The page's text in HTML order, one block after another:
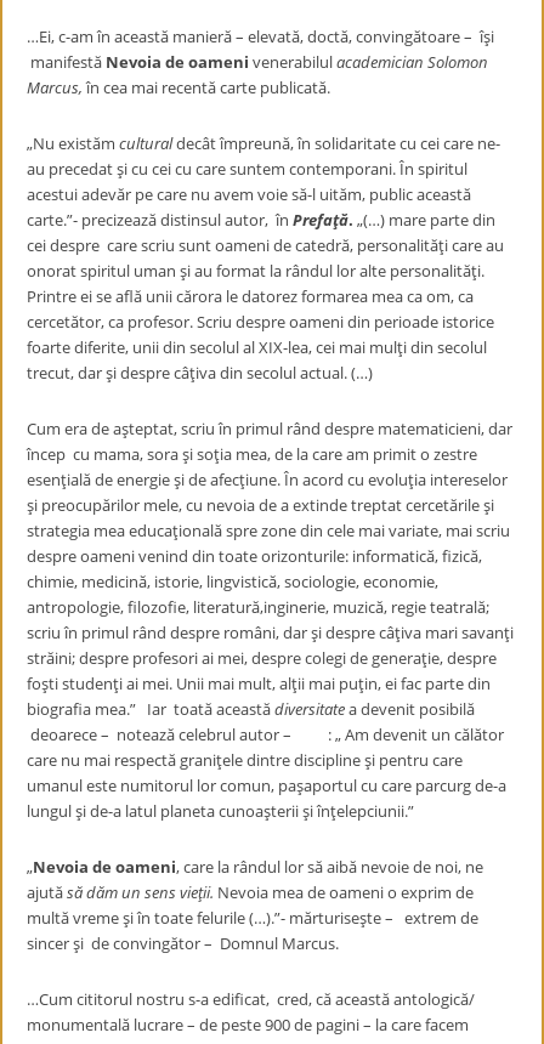
…Ei, c-am în această manieră – elevată, doctă, convingătoare – îşi
manifestă Nevoia de oamenivenerabilulacademician Solomon
Marcus,în cea mai recentă carte publicată.
„Nu existăm culturaldecât împreună, în solidaritate cu cei care ne-
au precedat şi cu cei cu care suntem contemporani. În spiritul
acestui adevăr pe care nu avem voie să-l uităm, public această
carte.”- precizează distinsul autor, înPrefaţă. „(…) mare parte din
cei despre care scriu sunt oameni de catedră, personalităţi care au
onorat spiritul uman şi au format la rândul lor alte personalităţi.
Printre ei se află unii cărora le datorez formarea mea ca om, ca
cercetător, ca profesor. Scriu despre oameni din perioade istorice
foarte diferite, unii din secolul al XIX-lea, cei mai mulţi din secolul
trecut, dar şi despre câţiva din secolul actual. (…)
Cum era de aşteptat, scriu în primul rând despre matematicieni, dar
încep cu mama, sora şi soţia mea, de la care am primit o zestre
esenţială de energie şi de afecţiune. În acord cu evoluţia intereselor
şi preocupărilor mele, cu nevoia de a extinde treptat cercetările şi
strategia mea educaţională spre zone din cele mai variate, mai scriu
despre oameni venind din toate orizonturile: informatică, fizică,
chimie, medicină, istorie, lingvistică, sociologie, economie,
antropologie, filozofie, literatură,inginerie, muzică, regie teatrală;
scriu în primul rând despre români, dar şi despre câţiva mari savanţi
străini; despre profesori ai mei, despre colegi de generaţie, despre
foşti studenţi ai mei. Unii mai mult, alţii mai puţin, ei fac parte din
biografia mea.” Iar toată aceastădiversitatea devenit posibilă
deoarece – notează celebrul autor – : „ Am devenit un călător
care nu mai respectă graniţele dintre discipline şi pentru care
umanul este numitorul lor comun, paşaportul cu care parcurg de-a
lungul şi de-a latul planeta cunoaşterii şi înţelepciunii.”
„Nevoia de oameni, care la rândul lor să aibă nevoie de noi, ne
ajutăsă dăm un sens vieţii. Nevoia mea de oameni o exprim de
multă vreme şi în toate felurile (…).”- mărturiseşte – extrem de
sincer şi de convingător – Domnul Marcus.
…Cum cititorul nostru s-a edificat, cred, că această antologică/
monumentală lucrare – de peste 900 de pagini – la care facem